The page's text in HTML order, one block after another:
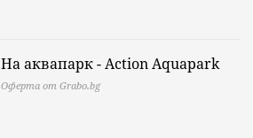
На аквапарк - Action Aquapark
Оферта от Grabo.bg